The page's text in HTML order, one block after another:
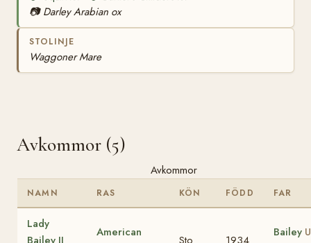
📷 Darley Arabian ox
STOLINJE
Waggoner Mare
Avkommor (5)
Avkommor
NAMN RAS KÖN FÖDD FAR
Lady
Bailey II
American
Sto 1934
Bailey U